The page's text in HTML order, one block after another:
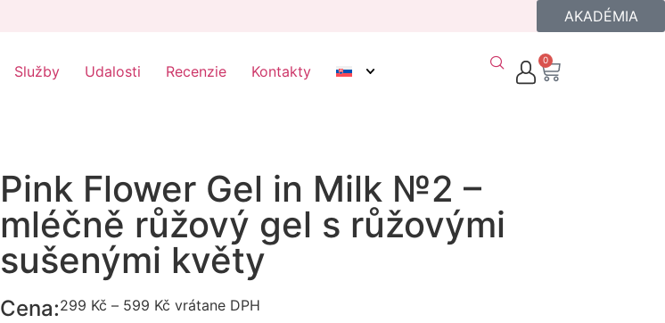
AKADÉMIA
Služby Udalosti Recenzie Kontakty
0
Pink Flower Gel in Milk №2 –
mléčně růžový gel s růžovými
sušenými květy
Cena:299 Kč – 599 Kč vrátane DPH